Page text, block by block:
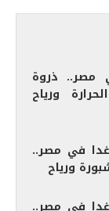
مصر.. ذروة
ورياح
في مصر..
ورياح